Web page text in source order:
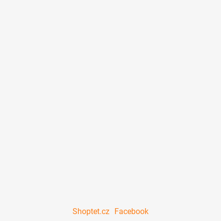
Shoptet.cz Facebook